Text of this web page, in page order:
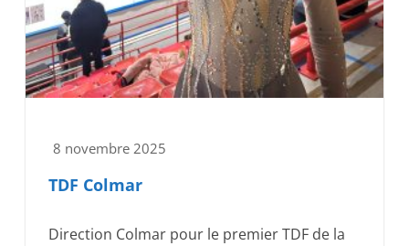
8 novembre 2025
TDF Colmar
Direction Colmar pour le premier TDF de la